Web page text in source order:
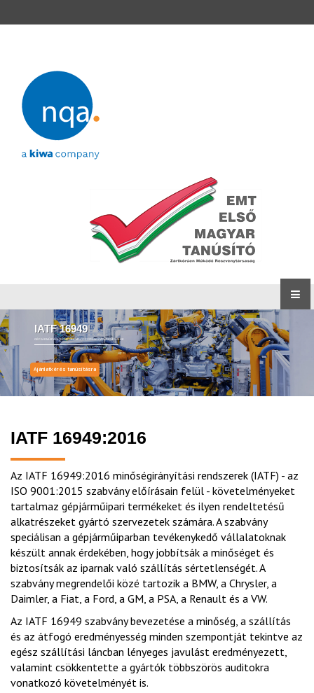
GÉPJÁRMŰIPARI TERMÉKEK MINŐSÉGIRÁNYÍTÁSI RENDSZERE
IATF 16949
Ajánlatkérés tanúsításra
IATF 16949:2016
Az IATF 16949:2016 minőségirányítási rendszerek (IATF) - az
ISO 9001:2015 szabvány előírásain felül - követelményeket
tartalmaz gépjárműipari termékeket és ilyen rendeltetésű
alkatrészeket gyártó szervezetek számára. A szabvány
speciálisan a gépjárműiparban tevékenykedő vállalatoknak
készült annak érdekében, hogy jobbítsák a minőséget és
biztosítsák az iparnak való szállítás sértetlenségét. A
szabvány megrendelői közé tartozik a BMW, a Chrysler, a
Daimler, a Fiat, a Ford, a GM, a PSA, a Renault és a VW.
Az IATF 16949 szabvány bevezetése a minőség, a szállítás
és az átfogó eredményesség minden szempontját tekintve az
egész szállítási láncban lényeges javulást eredményezett,
valamint csökkentette a gyártók többszörös auditokra
vonatkozó követelményét is.